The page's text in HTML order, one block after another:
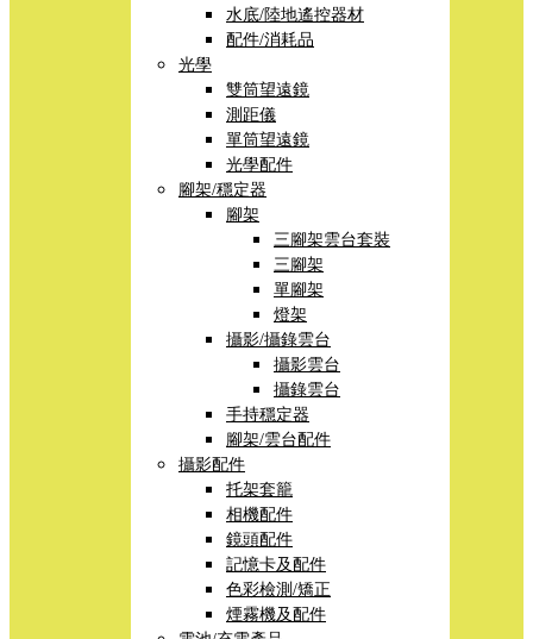
水底/陸地遙控器材
配件/消耗品
光學
雙筒望遠鏡
測距儀
單筒望遠鏡
光學配件
腳架/穩定器
腳架
三腳架雲台套裝
三腳架
單腳架
燈架
攝影/攝錄雲台
攝影雲台
攝錄雲台
手持穩定器
腳架/雲台配件
攝影配件
托架套籠
相機配件
鏡頭配件
記憶卡及配件
色彩檢測/矯正
煙霧機及配件